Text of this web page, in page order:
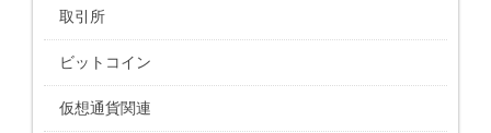
取引所
ビットコイン
仮想通貨関連